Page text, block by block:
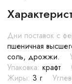
Дни поставок с
пшеничная
соль, дрожжи.
Упаковка: крафт
Жиры: 3 г